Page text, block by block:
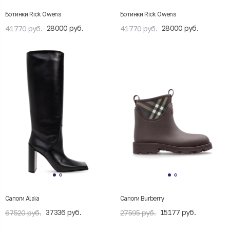
Ботинки Rick Owens
41770 руб. 28000 руб.
Ботинки Rick Owens
41770 руб. 28000 руб.
Сапоги Alaïa
67520 руб. 37336 руб.
Сапоги Burberry
27595 руб. 15177 руб.